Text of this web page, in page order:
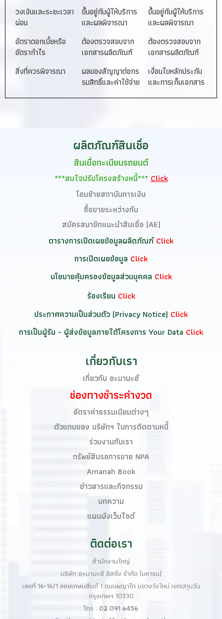
วงเงินและระยะเวลา
ผ่อน
ขึ้นอยู่กับผู้ให้บริการ
และผลพิจารณา
ขึ้นอยู่กับผู้ให้บริการ
และผลพิจารณา
อัตราดอกเบี้ยหรือ
อัตรากำไร
ต้องตรวจสอบจาก
เอกสารผลิตภัณฑ์
ต้องตรวจสอบจาก
เอกสารผลิตภัณฑ์
สิ่งที่ควรพิจารณา
ผลของสัญญาต่อกร
รมสิทธิ์และค่าใช้จ่าย
เงื่อนไขหลักประกัน
และการเก็บเอกสาร
ผลิตภัณฑ์สินเชื่อ
สินเชื่อทะเบียนรถยนต์
***สนใจปรับโครงสร้างหนี้***Click
โอนย้ายสถาบันการเงิน
ซื้อขายระหว่างกัน
สมัครสมาชิกแนะนำสินเชื่อ (AE)
ตารางการเปิดเผยข้อมูลผลิตภัณฑ์Click
การเปิดเผยข้อมูล Click
นโยบายคุ้มครองข้อมูลส่วนบุคคล Click
ร้องเรียน Click
ประกาศความเป็นส่วนตัว (Privacy Notice) Click
การเป็นผู้รับ - ผู้ส่งข้อมูลภายใต้โครงการ Your Data Click
เกี่ยวกับเรา
เกี่ยวกับ อะมานะฮ์
ช่องทางชำระค่างวด
อัตราค่าธรรมเนียมต่างๆ
ตัวแทนของ บริษัทฯ ในการติดตามหนี้
ร่วมงานกับเรา
ทรัพย์สินรอการขาย NPA
Amanah Book​
ข่าวสารและกิจกรรม
บทความ
แผนผังเว็บไซต์
ติดต่อเรา
สำนักงานใหญ่
บริษัท อะมานะฮ์ ลิสซิ่ง จำกัด (มหาชน)
เลขที่ 16-16/1 ซอยเกษมสันต์ 1 ถนนพญาไท แขวงวังใหม่ เขตปทุมวัน
กรุงเทพฯ 10330
โทร : 02 091 6456